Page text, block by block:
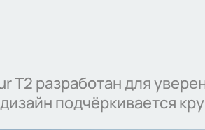
T2 разработан для
дизайн подчёркивается